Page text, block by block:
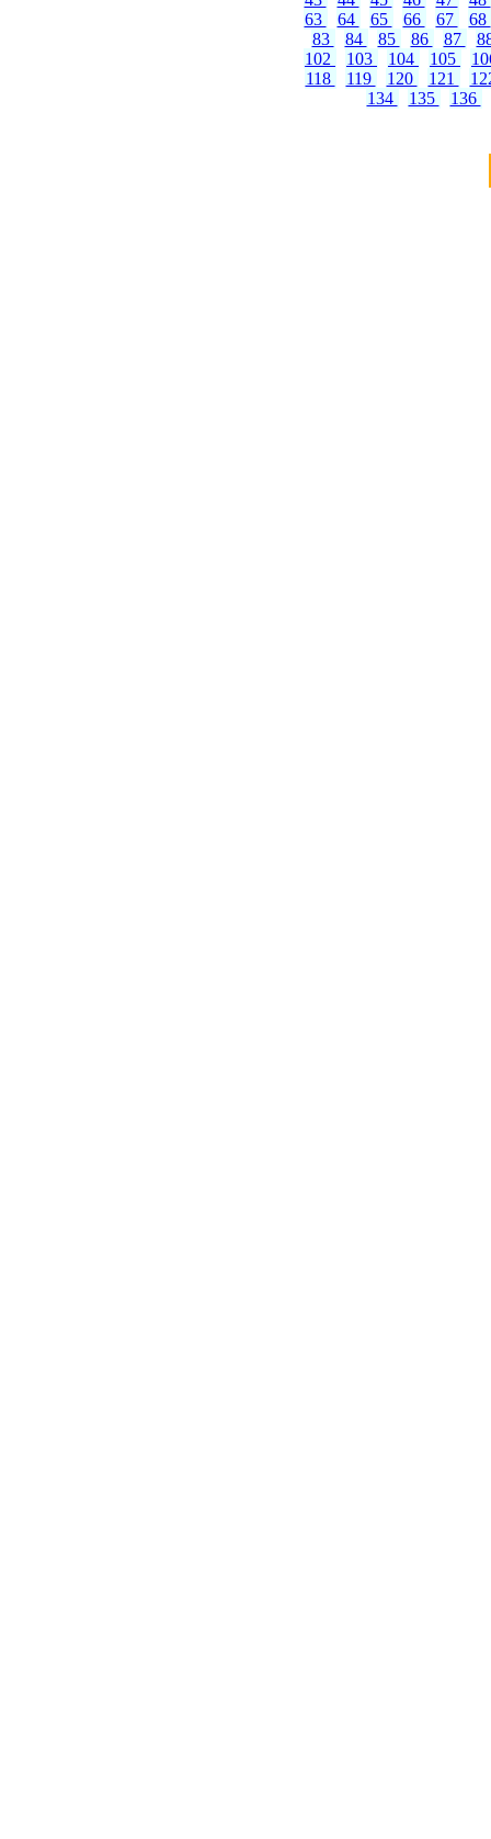
63
64 65 66 67
68
83
84 85 86 87
102
103 104 105
118
119 120 121
134
135 136